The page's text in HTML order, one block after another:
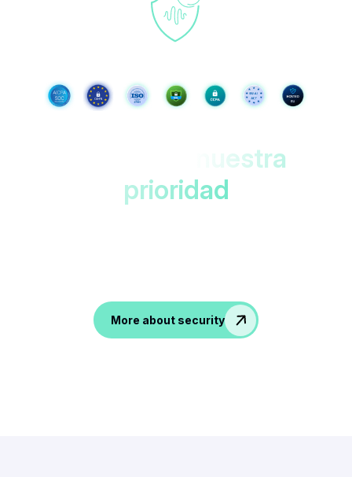
nuestra
prioridad
More about security